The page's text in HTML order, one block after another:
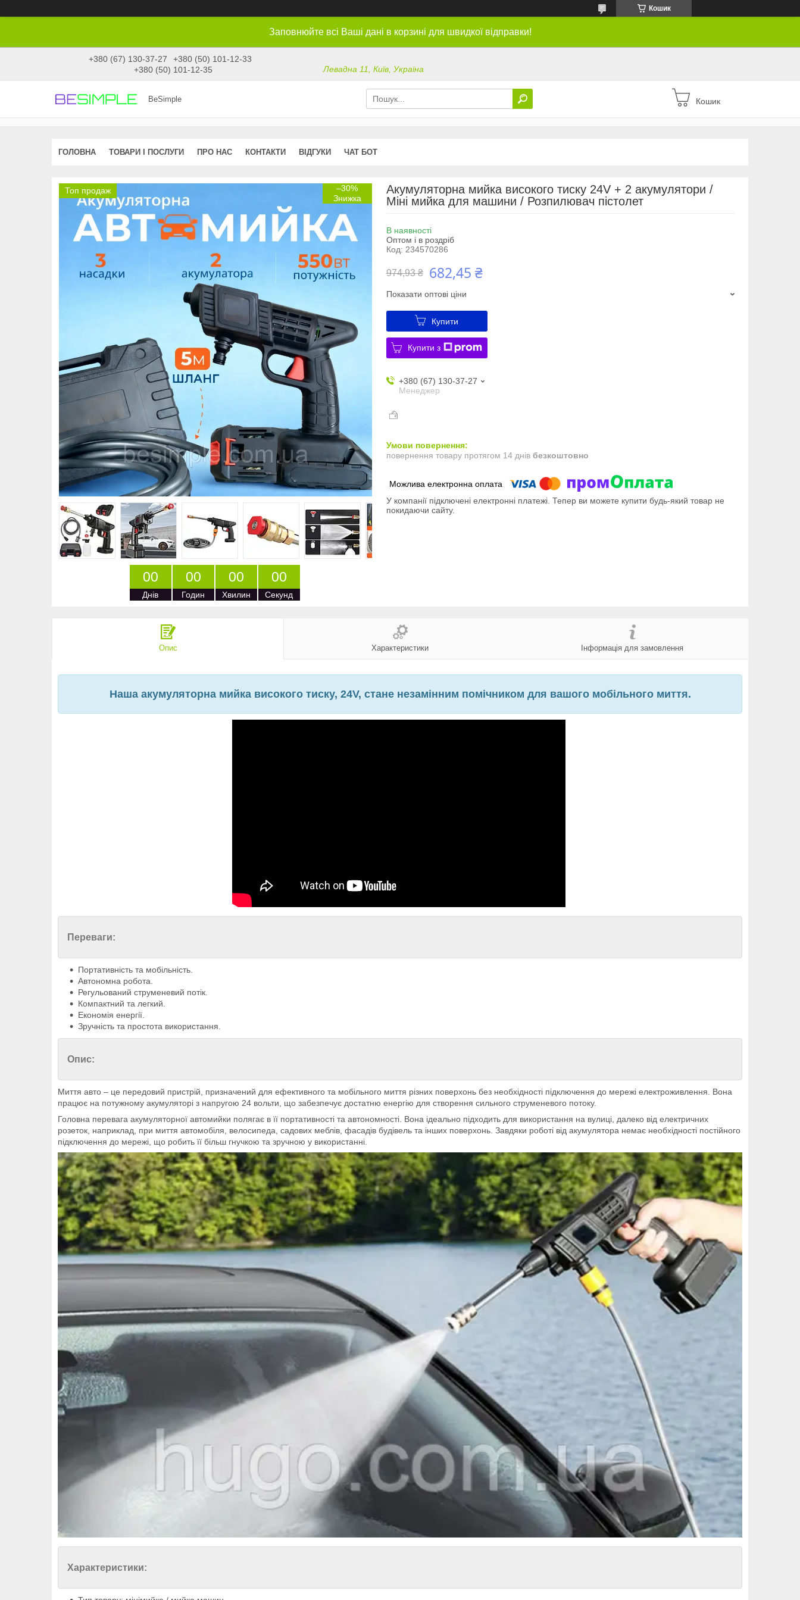
Кошик
Заповнюйте всі Ваші дані в корзині для швидкої відправки!
+380 (67) 130-37-27
+380 (50) 101-12-33
+380 (50) 101-12-35
Левадна 11, Київ, Україна
BeSimple Кошик
ГОЛОВНА ТОВАРИ І ПОСЛУГИ ПРО НАС КОНТАКТИ ВІДГУКИ ЧАТ БОТ
Топ продаж –30%
00
Днів
00
Годин
00
Хвилин
00
Секунд
Акумуляторна мийка високого тиску 24V + 2 акумулятори /
Міні мийка для машини / Розпилювач пістолет
В наявності
Оптом і в роздріб
Код: 234570286
974,93 ₴ 682,45 ₴
Показати оптові ціни
Купити
Купити з
+380 (67) 130-37-27
Менеджер
повернення товару протягом 14 днів безкоштовно
У компанії підключені електронні платежі. Тепер ви можете купити будь-який товар не
покидаючи сайту.
Опис Характеристики Інформація для замовлення
Наша акумуляторна мийка високого тиску, 24V, стане незамінним помічником для вашого мобільного миття.
Переваги:
Портативність та мобільність.
Автономна робота.
Регульований струменевий потік.
Компактний та легкий.
Економія енергії.
Зручність та простота використання.
Опис:
Миття авто – це передовий пристрій, призначений для ефективного та мобільного миття різних поверхонь без необхідності підключення до мережі електроживлення. Вона
працює на потужному акумуляторі з напругою 24 вольти, що забезпечує достатню енергію для створення сильного струменевого потоку.
Головна перевага акумуляторної автомийки полягає в її портативності та автономності. Вона ідеально підходить для використання на вулиці, далеко від електричних
розеток, наприклад, при миття автомобіля, велосипеда, садових меблів, фасадів будівель та інших поверхонь. Завдяки роботі від акумулятора немає необхідності постійного
підключення до мережі, що робить її більш гнучкою та зручною у використанні.
Характеристики: